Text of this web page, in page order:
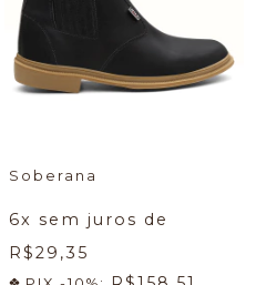
Soberana
6x sem juros de
R$29,35